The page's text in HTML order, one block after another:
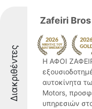
Διακριθέντες
Zafeiri
Η ΑΦΟΙ
αυτοκίνητα
Motors,
υπηρεσιών